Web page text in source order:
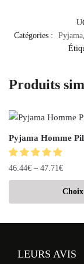
Catégories :
Pyjama
Produits
Pyjama Homme
46.44€ – 47.71 €
LEURS AVIS